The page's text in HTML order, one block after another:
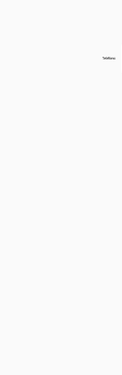
Teléfono: